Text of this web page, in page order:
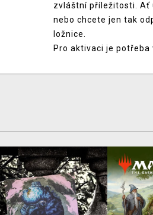
zvláštní příležitosti. Ať
nebo chcete jen tak
ložnice.
Pro aktivaci je potřeba